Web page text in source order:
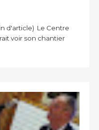
d'article) Le Centre
voir son chantier